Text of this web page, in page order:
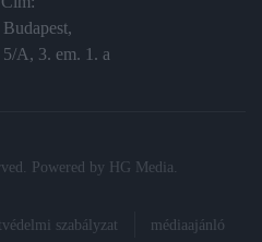
Budapest,
A, 3. em. 1. a
Powered by HG Media
szabályzat médiaajánló